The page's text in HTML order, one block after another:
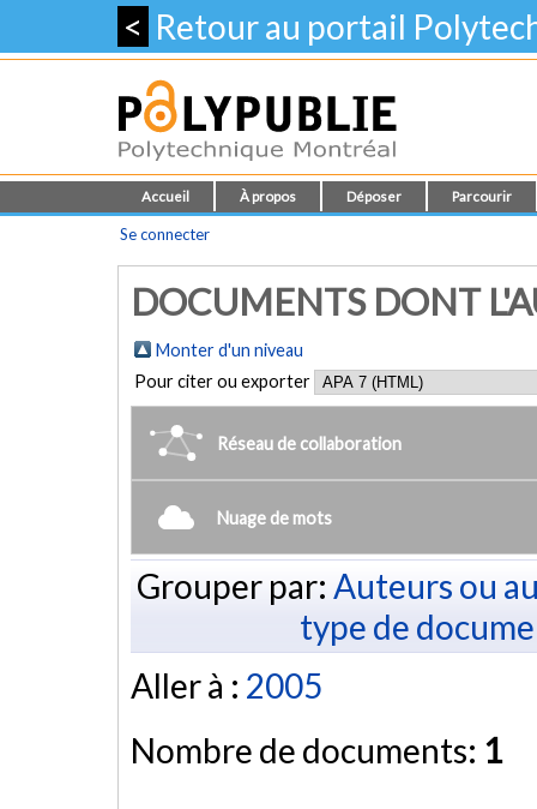
< Retour au portail
Accueil À propos Déposer Parcourir
Se connecter
DOCUMENTS DONT
Monter d'un niveau
Pour citer ou exporter
Réseau de collaboration
Nuage de mots
Grouper par: Auteurs ou
type de
Aller à : 2005
Nombre de documents: 1